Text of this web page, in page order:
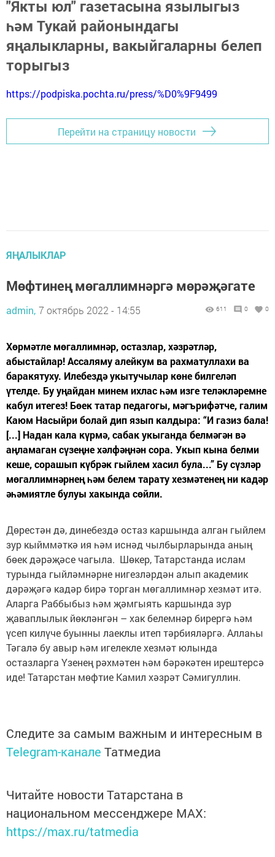
"Якты юл" газетасына язылыгыз
һәм Тукай районындагы
яңалыкларны, вакыйгаларны белеп
торыгыз
https://podpiska.pochta.ru/press/%D0%9F9499
Перейти на страницу новости
ЯҢАЛЫКЛАР
Мөфтинең мөгаллимнәргә мөрәҗәгате
admin, 7 октябрь 2022 - 14:55 611 0 0
Хөрмәтле мөгаллимнәр, остазлар, хәзрәтләр,
абыстайлар! Ассаляму алейкум ва рахматуллахи ва
баракятуху. Илебездә укытучылар көне билгеләп
үтелде. Бу уңайдан минем ихлас һәм изге теләкләремне
кабул итегез! Бөек татар педагогы, мәгърифәтче, галим
Каюм Насыйри болай дип язып калдыра: “И газиз бала!
[...] Надан кала күрмә, сабак укыганда белмәгән вә
аңламаган сүзеңне хәлфәңнән сора. Укып кына белми
кеше, сорашып күбрәк гыйлем хасил була...” Бу сүзләр
мөгаллимнәрнең һәм белем тарату хезмәтенең ни кадәр
әһәмиятле булуы хакында сөйли.
Дөрестән дә, динебездә остаз каршында алган гыйлем
зур кыйммәткә ия һәм иснәд чылбырларында аның
бөек дәрәҗәсе чагыла. Шөкер, Татарстанда ислам
турында гыйләмнәрне нигезләрдән алып академик
дәрәҗәгә кадәр бирә торган мөгаллимнәр хезмәт итә.
Аларга Раббыбыз һәм җәмгыять каршында зур
җаваплылык йөкләнгән – хак белемнәр бирергә һәм
үсеп килүче буынны лаеклы итеп тәрбияләргә. Аллаһы
Тәгалә бу авыр һәм игелекле хезмәт юлында
остазларга Үзенең рәхмәтен һәм бәрәкәтен ирештерсә
иде! Татарстан мөфтие Камил хәзрәт Сәмигуллин.
Следите за самым важным и интересным в
Telegram-канале Татмедиа
Читайте новости Татарстана в
национальном мессенджере MАХ:
https://max.ru/tatmedia